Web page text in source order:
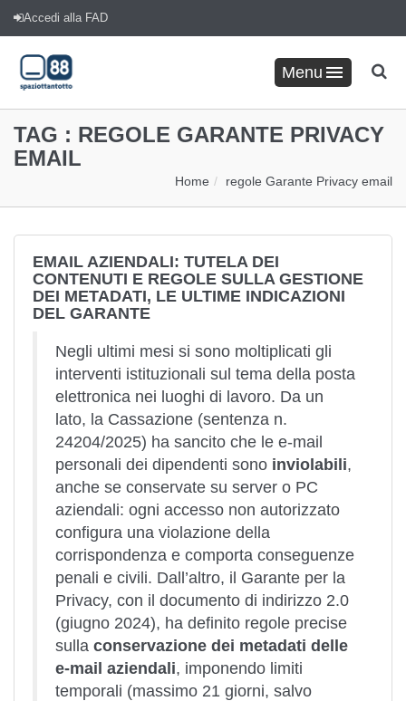
Accedi alla FAD
Menu
TAG : REGOLE GARANTE PRIVACY
EMAIL
Home regole Garante Privacy email
EMAIL AZIENDALI: TUTELA DEI
CONTENUTI E REGOLE SULLA GESTIONE
DEI METADATI, LE ULTIME INDICAZIONI
DEL GARANTE
Negli ultimi mesi si sono moltiplicati gli
interventi istituzionali sul tema della posta
elettronica nei luoghi di lavoro. Da un
lato, la Cassazione (sentenza n.
24204/2025) ha sancito che le e-mail
personali dei dipendenti sono inviolabili,
anche se conservate su server o PC
aziendali: ogni accesso non autorizzato
configura una violazione della
corrispondenza e comporta conseguenze
penali e civili. Dall’altro, il Garante per la
Privacy, con il documento di indirizzo 2.0
(giugno 2024), ha definito regole precise
sulla conservazione dei metadati delle
e-mail aziendali, imponendo limiti
temporali (massimo 21 giorni, salvo